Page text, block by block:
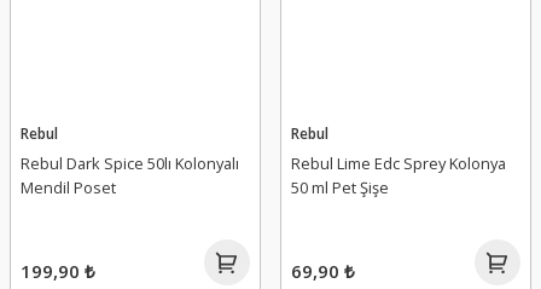
Rebul
Rebul Dark Spice 50lı Kolonyalı
Mendil Poset
199,90 ₺
Rebul
Rebul Lime Edc Sprey Kolonya
50 ml Pet Şişe
69,90 ₺